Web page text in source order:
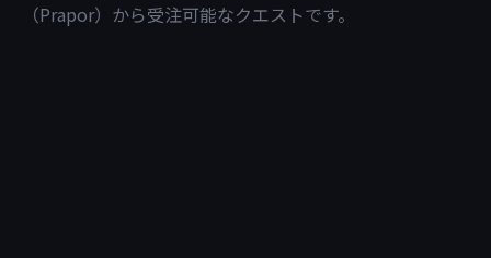
（Prapor）から受注可能なクエストです。